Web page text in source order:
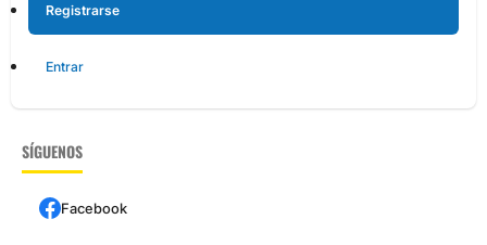
Registrarse
Entrar
SÍGUENOS
Facebook